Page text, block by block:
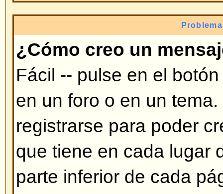
te puede dar un moderador o
Volver arriba
¿Por qué no puedo votar en
Sólo usuarios registrados
encuestas (para prevenir
ha registrado pero no puede
tenga autorización para votar
Volver arriba